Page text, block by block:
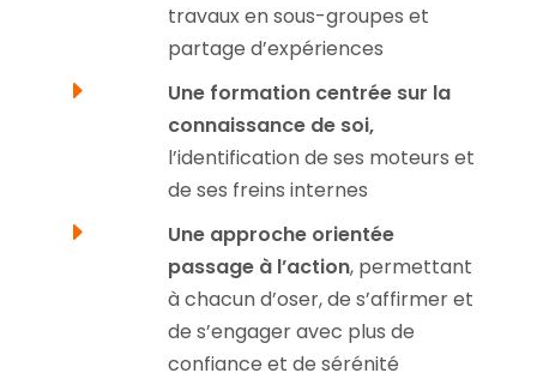
travaux en sous-groupes et
partage d’expériences
E
Une formation centrée sur la
connaissance de soi,
l’identification de ses moteurs et
de ses freins internes
E
Une approche orientée
passage à l’action, permettant
à chacun d’oser, de s’affirmer et
de s’engager avec plus de
confiance et de sérénité